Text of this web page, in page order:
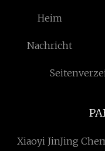
Heim
Nachricht
Xiaoyi JinJing